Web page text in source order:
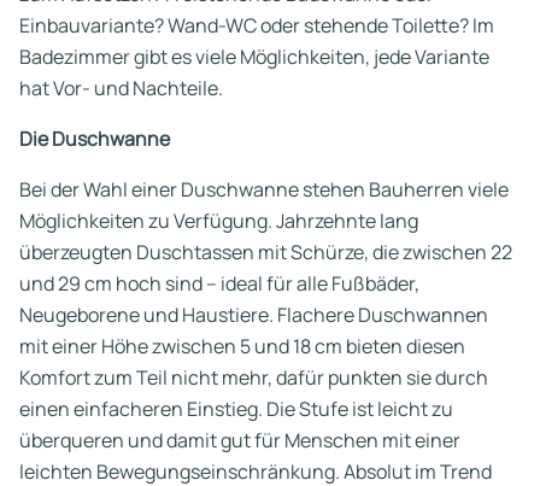
Einbauvariante? Wand-WC oder stehende Toilette? Im
Badezimmer gibt es viele Möglichkeiten, jede Variante
hat Vor- und Nachteile.
Die Duschwanne
Bei der Wahl einer Duschwanne stehen Bauherren viele
Möglichkeiten zu Verfügung. Jahrzehnte lang
überzeugten Duschtassen mit Schürze, die zwischen 22
und 29 cm hoch sind – ideal für alle Fußbäder,
Neugeborene und Haustiere. Flachere Duschwannen
mit einer Höhe zwischen 5 und 18 cm bieten diesen
Komfort zum Teil nicht mehr, dafür punkten sie durch
einen einfacheren Einstieg. Die Stufe ist leicht zu
überqueren und damit gut für Menschen mit einer
leichten Bewegungseinschränkung. Absolut im Trend